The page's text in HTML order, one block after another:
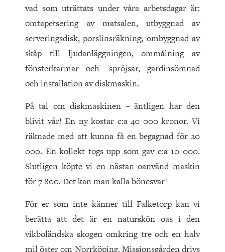
vad som uträttats under våra arbetsdagar är:
omtapetsering av matsalen, utbyggnad av
serveringsdisk, porslinsräkning, ombyggnad av
skåp till ljudanläggningen, ommålning av
fönsterkarmar och -spröjsar, gardinsömnad
och installation av diskmaskin.
På tal om diskmaskinen – äntligen har den
blivit vår! En ny kostar c:a 40 000 kronor. Vi
räknade med att kunna få en begagnad för 20
000. En kollekt togs upp som gav c:a 10 000.
Slutligen köpte vi en nästan oanvänd maskin
för 7 800. Det kan man kalla bönesvar!
För er som inte känner till Falketorp kan vi
berätta att det är en naturskön oas i den
vikboländska skogen omkring tre och en halv
mil öster om Norrköping. Missionsgården drivs